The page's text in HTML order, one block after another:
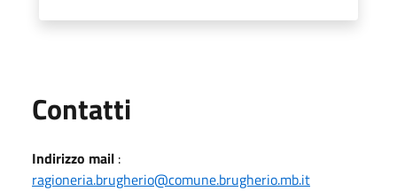
Contatti
Indirizzo mail :
ragioneria.brugherio@comune.brugherio.mb.it